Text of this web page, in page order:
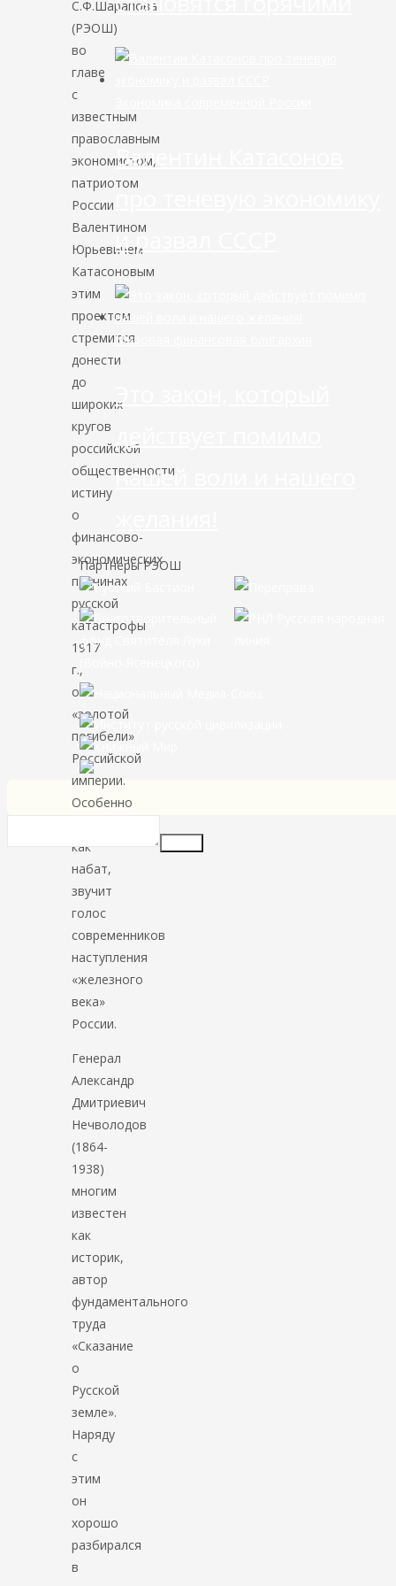
С.Ф.Шарапова
(РЭОШ)
во
главе
с
известным
православным
экономистом,
патриотом
России
Валентином
Юрьевичем
Катасоновым
этим
проектом
стремится
донести
до
широких
кругов
российской
общественности
истину
о
финансово-
экономических
причинах
русской
катастрофы
1917
г.,
о
«золотой
погибели»
Российской
империи.
Особенно
как
набат,
звучит
голос
современников
наступления
«железного
века»
России.
Генерал
Александр
Дмитриевич
Нечволодов
(1864-
1938)
многим
известен
как
историк,
автор
фундаментального
труда
«Сказание
о
Русской
земле».
Наряду
с
этим
он
хорошо
разбирался
в
Валентин Катасонов
про теневую экономику
и развал СССР
Мировая финансовая олигархия
Это закон, который
действует помимо
нашей воли и нашего
Партнёры РЭОШ